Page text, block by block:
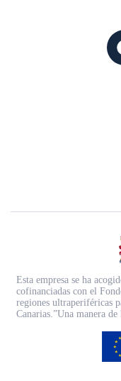
Esta empresa se ha
cofinanciadas con el
regiones ultraperiféricas
Canarias.”Una manera de